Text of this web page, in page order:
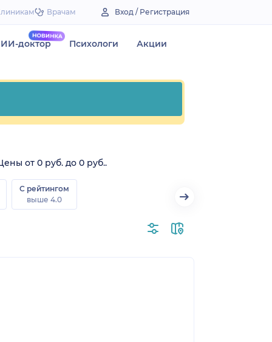
Врачам Вход / Регистрация
ИИ-доктор Психологи Акции
от 0 руб. до 0 руб..
С рейтингом
выше 4.0